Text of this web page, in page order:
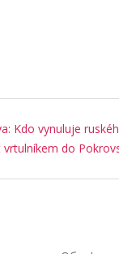
Kdo vynuluje
do